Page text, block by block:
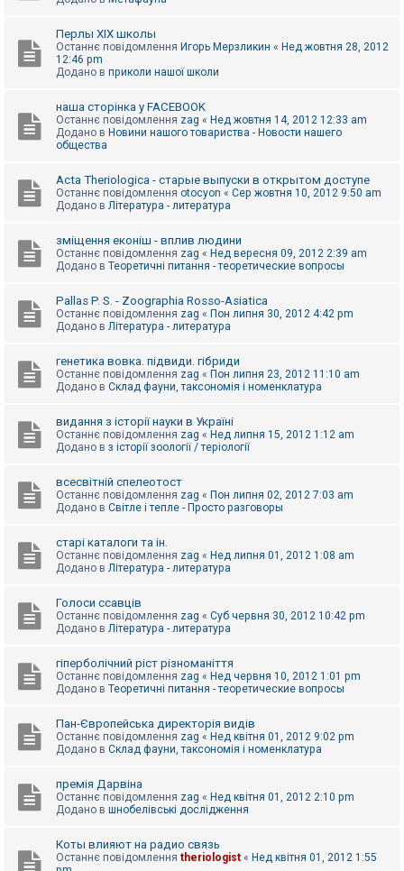
Перлы ХІХ школы
Останнє повідомлення Игорь Мерзликин « Нед жовтня 28, 2012
12:46 pm
Додано в приколи нашої школи
наша сторінка у FACEBOOK
Останнє повідомлення zag « Нед жовтня 14, 2012 12:33 am
Додано в Новини нашого товариства - Новости нашего
общества
Acta Theriologica - старые выпуски в открытом доступе
Останнє повідомлення otocyon « Сер жовтня 10, 2012 9:50 am
Додано в Література - литература
зміщення еконіш - вплив людини
Останнє повідомлення zag « Нед вересня 09, 2012 2:39 am
Додано в Теоретичні питання - теоретические вопросы
Pallas P. S. - Zoographia Rosso-Asiatica
Останнє повідомлення zag « Пон липня 30, 2012 4:42 pm
Додано в Література - литература
генетика вовка. підвиди. гібриди
Останнє повідомлення zag « Пон липня 23, 2012 11:10 am
Додано в Склад фауни, таксономія і номенклатура
видання з історії науки в Україні
Останнє повідомлення zag « Нед липня 15, 2012 1:12 am
Додано в з історії зоології / теріології
всесвітній спелеотост
Останнє повідомлення zag « Пон липня 02, 2012 7:03 am
Додано в Світле і тепле - Просто разговоры
старі каталоги та ін.
Останнє повідомлення zag « Нед липня 01, 2012 1:08 am
Додано в Література - литература
Голоси ссавців
Останнє повідомлення zag « Суб червня 30, 2012 10:42 pm
Додано в Література - литература
гіперболічний ріст різноманіття
Останнє повідомлення zag « Нед червня 10, 2012 1:01 pm
Додано в Теоретичні питання - теоретические вопросы
Пан-Європейська директорія видів
Останнє повідомлення zag « Нед квітня 01, 2012 9:02 pm
Додано в Склад фауни, таксономія і номенклатура
премія Дарвіна
Останнє повідомлення zag « Нед квітня 01, 2012 2:10 pm
Додано в шнобелівські дослідження
Коты влияют на радио связь
Останнє повідомлення theriologist « Нед квітня 01, 2012 1:55